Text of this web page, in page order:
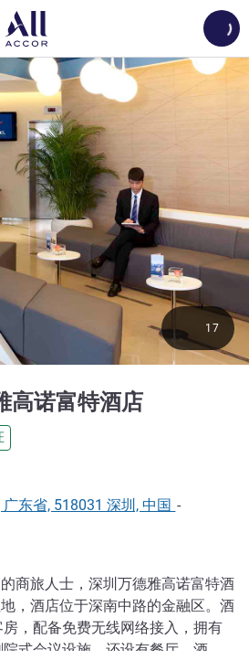
高诺富特酒店
17
东省, 518031 深圳, 中国 -
商旅人士，深圳万德雅高诺富特酒
，酒店位于深南中路的金融区。酒
，配备免费无线网络接入，拥有
式会议设施，还设有餐厅、酒